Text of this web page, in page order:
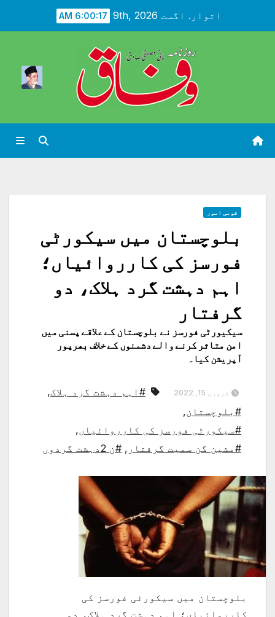
اتوار. اگست 9th, 2026 6:00:19 AM
قومی امور
بلوچستان میں سیکورٹی
فورسز کی کارروائیاں؛
اہم دہشت گرد ہلاک، دو
گرفتار
سیکیورٹی فورسز نے بلوچستان کے علاقے پسنی میں
امن متاثر کرنے والے دشمنوں کے خلاف بھرپور
آپریشن کیا۔
فروری 15, 2022 #اہم دہشت گرد ہلاک,
#بلوچستان,
#سیکورٹی فورسز کی کارروائیاں,
#مشین گن سمیت گرفتار , #ن 2دہشت گردوں
بلوچستان میں سیکورٹی فورسز کی
کارروائیاں؛ اہم دہشت گرد ہلاک، دو